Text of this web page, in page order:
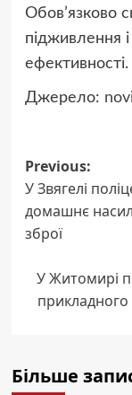
Обов’язково
підживлення
Джерело:
Post
Previous:
У Звягелі
домашнє
зброї
У Житомирі
Більше